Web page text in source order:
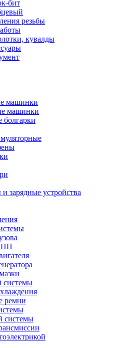
бит
резьбы
кувалды
машинки
машинки
болгарки
зарядные устройства
системы
ремни
системы